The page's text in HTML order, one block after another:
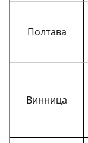
Полтава
Винница